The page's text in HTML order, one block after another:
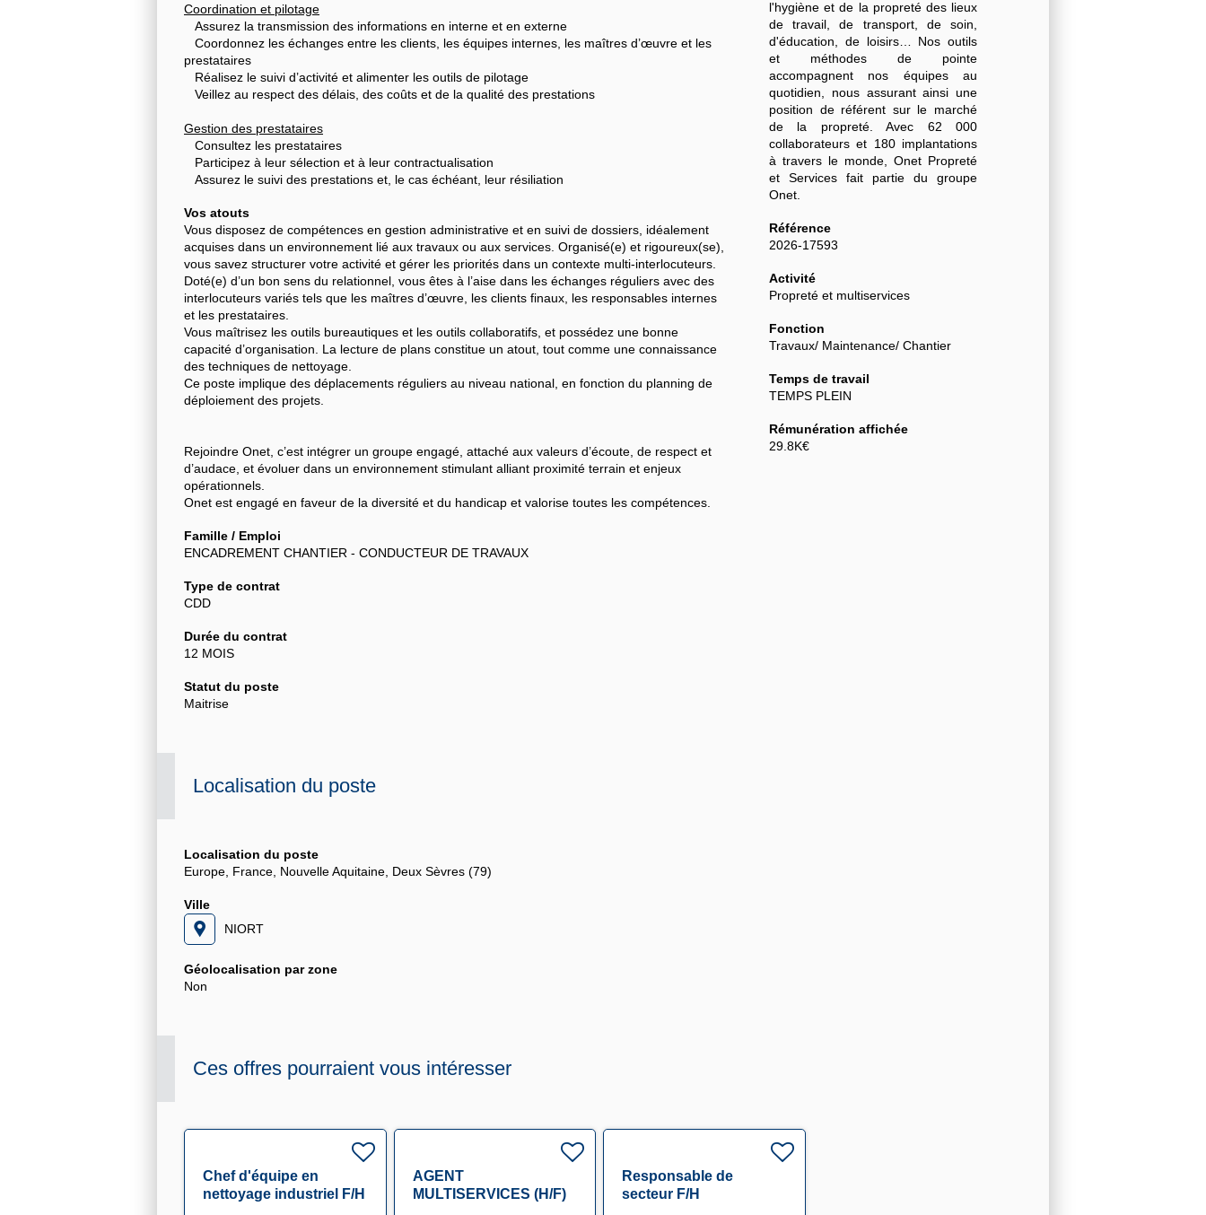
Coordination et pilotage
Assurez la transmission des informations en interne et en externe
Coordonnez les échanges entre les clients, les équipes internes, les maîtres d’œuvre et les
prestataires
Réalisez le suivi d’activité et alimenter les outils de pilotage
Veillez au respect des délais, des coûts et de la qualité des prestations
Gestion des prestataires
Consultez les prestataires
Participez à leur sélection et à leur contractualisation
Assurez le suivi des prestations et, le cas échéant, leur résiliation
Vos atouts
Vous disposez de compétences en gestion administrative et en suivi de dossiers, idéalement
acquises dans un environnement lié aux travaux ou aux services. Organisé(e) et rigoureux(se),
vous savez structurer votre activité et gérer les priorités dans un contexte multi-interlocuteurs.
Doté(e) d’un bon sens du relationnel, vous êtes à l’aise dans les échanges réguliers avec des
interlocuteurs variés tels que les maîtres d’œuvre, les clients finaux, les responsables internes
et les prestataires.
Vous maîtrisez les outils bureautiques et les outils collaboratifs, et possédez une bonne
capacité d’organisation. La lecture de plans constitue un atout, tout comme une connaissance
des techniques de nettoyage.
Ce poste implique des déplacements réguliers au niveau national, en fonction du planning de
déploiement des projets.
Rejoindre Onet, c’est intégrer un groupe engagé, attaché aux valeurs d’écoute, de respect et
d’audace, et évoluer dans un environnement stimulant alliant proximité terrain et enjeux
opérationnels.
Onet est engagé en faveur de la diversité et du handicap et valorise toutes les compétences.
Famille / Emploi
ENCADREMENT CHANTIER - CONDUCTEUR DE TRAVAUX
Type de contrat
CDD
Durée du contrat
12 MOIS
Statut du poste
Maitrise
Localisation du poste
Localisation du poste
Europe, France, Nouvelle Aquitaine, Deux Sèvres (79)
Ville
NIORT
Géolocalisation par zone
Non
l'hygiène et de la propreté des lieux
de travail, de transport, de soin,
d'éducation, de loisirs… Nos outils
et méthodes de pointe
accompagnent nos équipes au
quotidien, nous assurant ainsi une
position de référent sur le marché
de la propreté. Avec 62 000
collaborateurs et 180 implantations
à travers le monde, Onet Propreté
et Services fait partie du groupe
Onet.
Référence
2026-17593
Activité
Propreté et multiservices
Fonction
Travaux/ Maintenance/ Chantier
Temps de travail
TEMPS PLEIN
Rémunération affichée
29.8K€
Ces offres pourraient vous intéresser
Chef d'équipe en
nettoyage industriel F/H
AGENT
MULTISERVICES (H/F)
Responsable de
secteur F/H